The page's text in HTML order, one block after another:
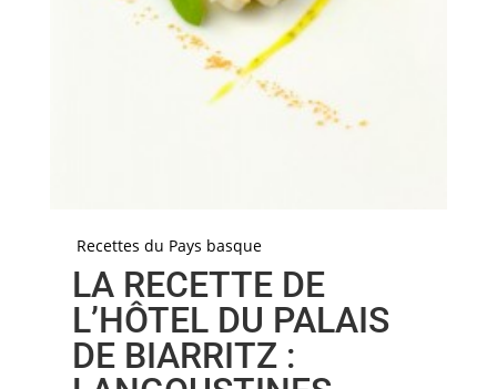
Recettes du Pays basque
LA RECETTE DE
L’HÔTEL DU PALAIS
DE BIARRITZ :